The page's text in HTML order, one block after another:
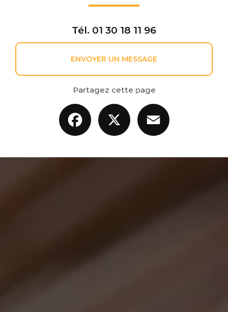
Tél. 01 30 18 11 96
ENVOYER UN MESSAGE
Partagez cette page
Facebook